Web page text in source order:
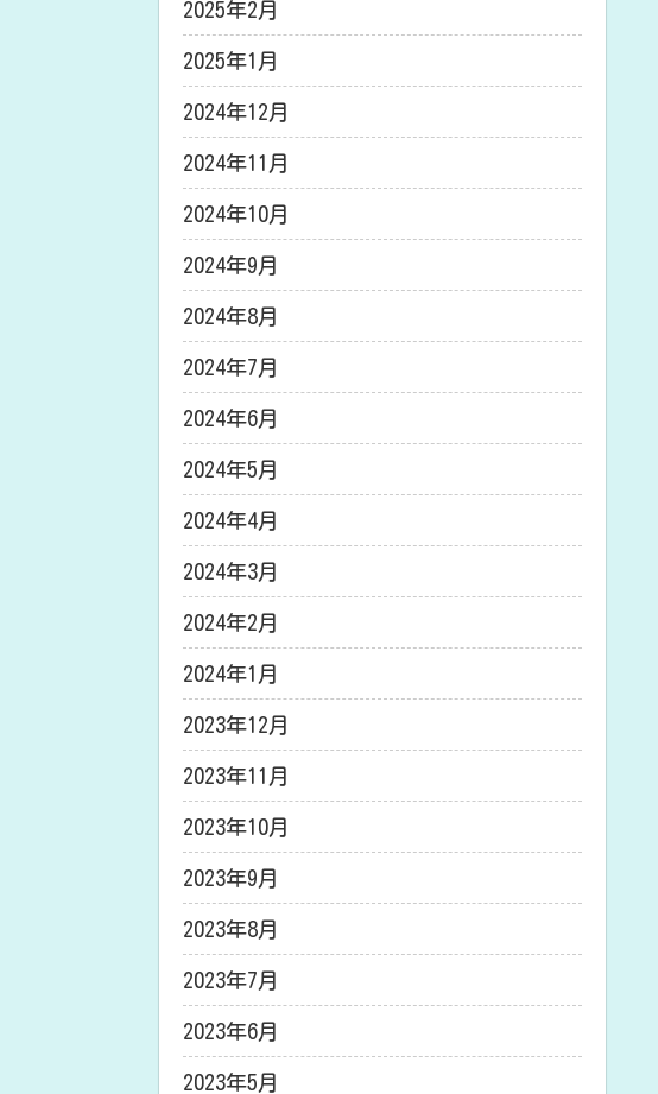
2025年2月
2025年1月
2024年12月
2024年11月
2024年10月
2024年9月
2024年8月
2024年7月
2024年6月
2024年5月
2024年4月
2024年3月
2024年2月
2024年1月
2023年12月
2023年11月
2023年10月
2023年9月
2023年8月
2023年7月
2023年6月
2023年5月